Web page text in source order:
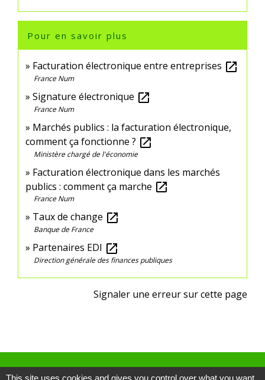
Pour en savoir plus
Facturation électronique entre entreprises open_in_new
France Num
Signature électronique open_in_new
France Num
Marchés publics : la facturation électronique,
comment ça fonctionne ? open_in_new
Ministère chargé de l'économie
Facturation électronique dans les marchés
publics : comment ça marche open_in_new
France Num
Taux de change open_in_new
Banque de France
Partenaires EDI open_in_new
Direction générale des finances publiques
Signaler une erreur sur cette page
This site uses cookies and gives you control over what you want